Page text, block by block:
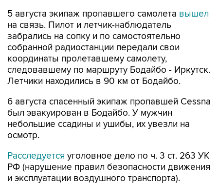
5 августа экипаж пропавшего самолета вышел
на связь. Пилот и летчик-наблюдатель
забрались на сопку и по самостоятельно
собранной радиостанции передали свои
координаты пролетавшему самолету,
следовавшему по маршруту Бодайбо - Иркутск.
Летчики находились в 90 км от Бодайбо.
6 августа спасенный экипаж пропавшей Cessna
был эвакуирован в Бодайбо. У мужчин
небольшие ссадины и ушибы, их увезли на
осмотр.
Расследуется уголовное дело по ч. 3 ст. 263 УК
РФ (нарушение правил безопасности движения
и эксплуатации воздушного транспорта).